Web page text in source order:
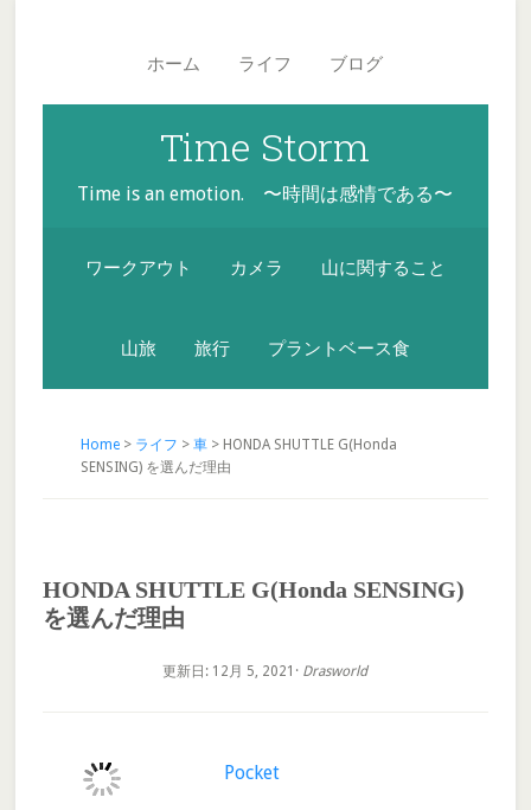
navigation
ホーム ライフ ブログ
Time Storm
Time is an emotion. 〜時間は感情である〜
ワークアウト カメラ 山に関すること
山旅 旅行 プラントベース食
Home> ライフ > 車> HONDA SHUTTLE G(Honda
SENSING) を選んだ理由
HONDA SHUTTLE G(Honda SENSING)
を選んだ理由
更新日: 12月 5, 2021 · Drasworld
Pocket